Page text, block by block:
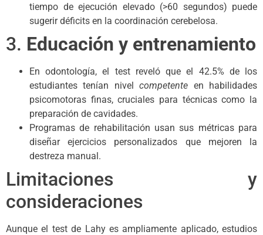
tiempo de ejecución elevado (>60 segundos) puede
sugerir déficits en la coordinación cerebelosa.
3. Educación y entrenamiento
En odontología, el test reveló que el 42.5% de los
estudiantes tenían nivelcompetente en habilidades
psicomotoras finas, cruciales para técnicas como la
preparación de cavidades.
Programas de rehabilitación usan sus métricas para
diseñar ejercicios personalizados que mejoren la
destreza manual.
Limitaciones y
consideraciones
Aunque el test de Lahy es ampliamente aplicado, estudios